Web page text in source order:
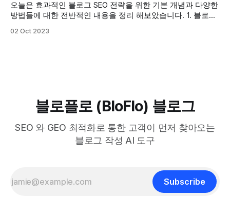
오늘은 효과적인 블로그 SEO 전략을 위한 기본 개념과 다양한
방법들에 대한 전반적인 내용을 정리 해보았습니다. 1. 블로그
SEO(Search Engine Optimization)는 검색 엔진 최적화를 의미
02 Oct 2023
블로플로 (BloFlo) 블로그
SEO 와 GEO 최적화로 통한 고객이 먼저 찾아오는
블로그 작성 AI 도구
Subscribe